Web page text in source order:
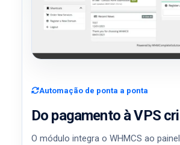
Automação de ponta a ponta
Do pagamento à VPS
O módulo integra o WHMCS ao